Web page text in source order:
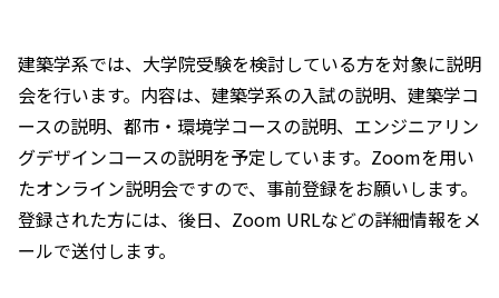
建築学系では、大学院受験を検討している方を対象に説明
会を行います。内容は、建築学系の入試の説明、建築学コ
ースの説明、都市・環境学コースの説明、エンジニアリン
グデザインコースの説明を予定しています。Zoomを用い
たオンライン説明会ですので、事前登録をお願いします。
登録された方には、後日、Zoom URLなどの詳細情報をメ
ールで送付します。